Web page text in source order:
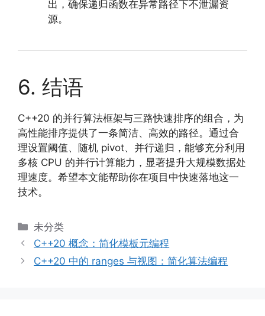
出，确保递归函数在异常路径下不泄漏资
源。
6. 结语
C++20 的并行算法框架与三路快速排序的组合，为
高性能排序提供了一条简洁、高效的路径。通过合
理设置阈值、随机 pivot、并行递归，能够充分利用
多核 CPU 的并行计算能力，显著提升大规模数据处
理速度。希望本文能帮助你在项目中快速落地这一
技术。
分
类
未分类
C++20 概念：简化模板元编程
C++20 中的 ranges 与视图：简化算法编程